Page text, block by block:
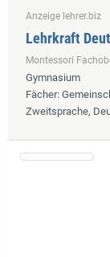
Anzeige lehrer.biz
Lehrkraft
Montessori
Gymnasium
Fächer:
Zweitsprache,